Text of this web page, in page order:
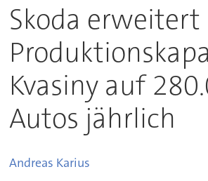
Skoda erweitert
Kvasiny auf
Autos jährlich
Andreas Karius